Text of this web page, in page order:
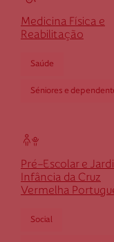
Cruz
4595-087
Cruz
Rua Agostinho
6230-343
Medicina Física e
Reabilitação
Saúde
Séniores e
Pré-Escolar e
Infância da Cruz
Vermelha
Social